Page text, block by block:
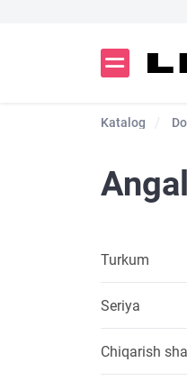
Katalog
Angal
Turkum
Seriya
Chiqarish